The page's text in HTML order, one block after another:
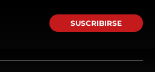
SUSCRIBIRSE